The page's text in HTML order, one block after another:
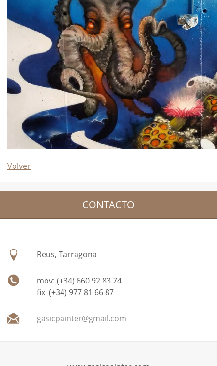
Volver
CONTACTO
Reus, Tarragona
mov: (+34) 660 92 83 74
fix: (+34) 977 81 66 87
gasicpainter@gmail.com